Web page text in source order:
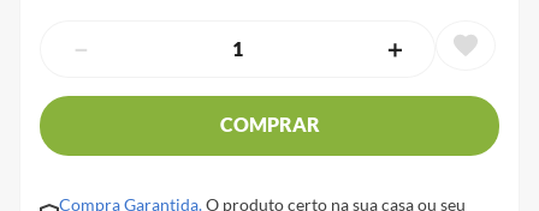
＋
－
COMPRAR
Compra Garantida.O produto certo na sua casa ou seu